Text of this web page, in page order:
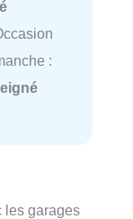
:
les garages